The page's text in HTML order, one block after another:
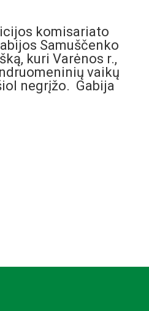
komisariato
Samuščenko
kuri Varėnos r.,
vaikų
negrįžo. Gabija